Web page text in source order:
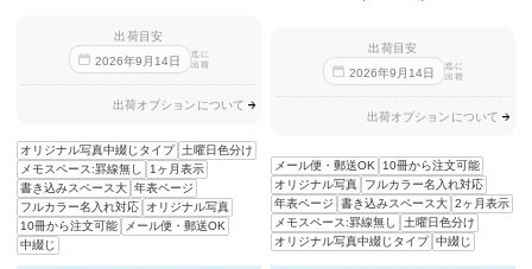
出荷目安
2026年9 月 14日
迄に
出荷
出荷オプションについて
オリジナル写真中綴じタイプ
土曜日色分け
メモスペース:罫線無し
1ヶ月表示
書き込みスペース大 年表ページ
フルカラー名入れ対応
オリジナル写真
10冊から注文可能
メール便・郵送OK
中綴じ
出荷目安
2026年9 月 14日
迄に
出荷
出荷オプションについて
メール便・郵送OK
10冊から注文可能
オリジナル写真
フルカラー名入れ対応
年表ページ
書き込みスペース大 2ヶ月表示
メモスペース:罫線無し
土曜日色分け
オリジナル写真中綴じタイプ 中綴じ